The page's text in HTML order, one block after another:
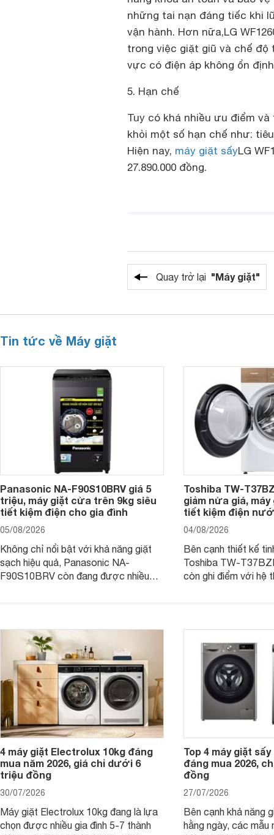
những tai nạn đáng tiếc khi
vận hành. Hơn nữa,LG
trong việc giặt giũ và chế
vực có điện áp không ổn
5. Hạn chế
Tuy có khá nhiều ưu điểm
khỏi một số hạn chế như:
Hiện nay, máy giặt sấyLG
27.890.000 đồng.
Quay trở lại "Máy giặt"
Tin tức về Máy giặt
Panasonic NA-F90S10BRV giá 5
triệu, máy giặt cửa trên 9kg siêu
tiết kiệm điện cho gia đình
05/08/2026
Không chỉ nổi bật với khả năng giặt
sạch hiệu quả, Panasonic NA-
F90S10BRV còn đang được nhiều
giặt cửa trên 9kg.
Toshiba TW-
giảm nửa giá,
tiết kiệm điện
04/08/2026
Bên cạnh thiết kế
Toshiba TW-
còn ghi điểm với hệ
giặt.
4 máy giặt Electrolux 10kg đáng
mua năm 2026, giá chỉ dưới 6
triệu đồng
30/07/2026
Máy giặt Electrolux 10kg đang là lựa
chọn được nhiều gia đình 5-7 thành
Top 4 máy giặt
đáng mua 2026,
đồng
27/07/2026
Bên cạnh khả năng
hằng ngày, các mẫu